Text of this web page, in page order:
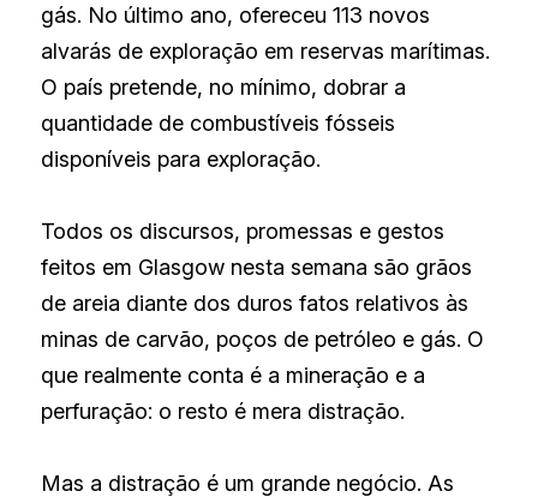
gás. No último ano, ofereceu 113 novos
alvarás de exploração em reservas marítimas.
O país pretende, no mínimo, dobrar a
quantidade de combustíveis fósseis
disponíveis para exploração.
Todos os discursos, promessas e gestos
feitos em Glasgow nesta semana são grãos
de areia diante dos duros fatos relativos às
minas de carvão, poços de petróleo e gás. O
que realmente conta é a mineração e a
perfuração: o resto é mera distração.
Mas a distração é um grande negócio. As